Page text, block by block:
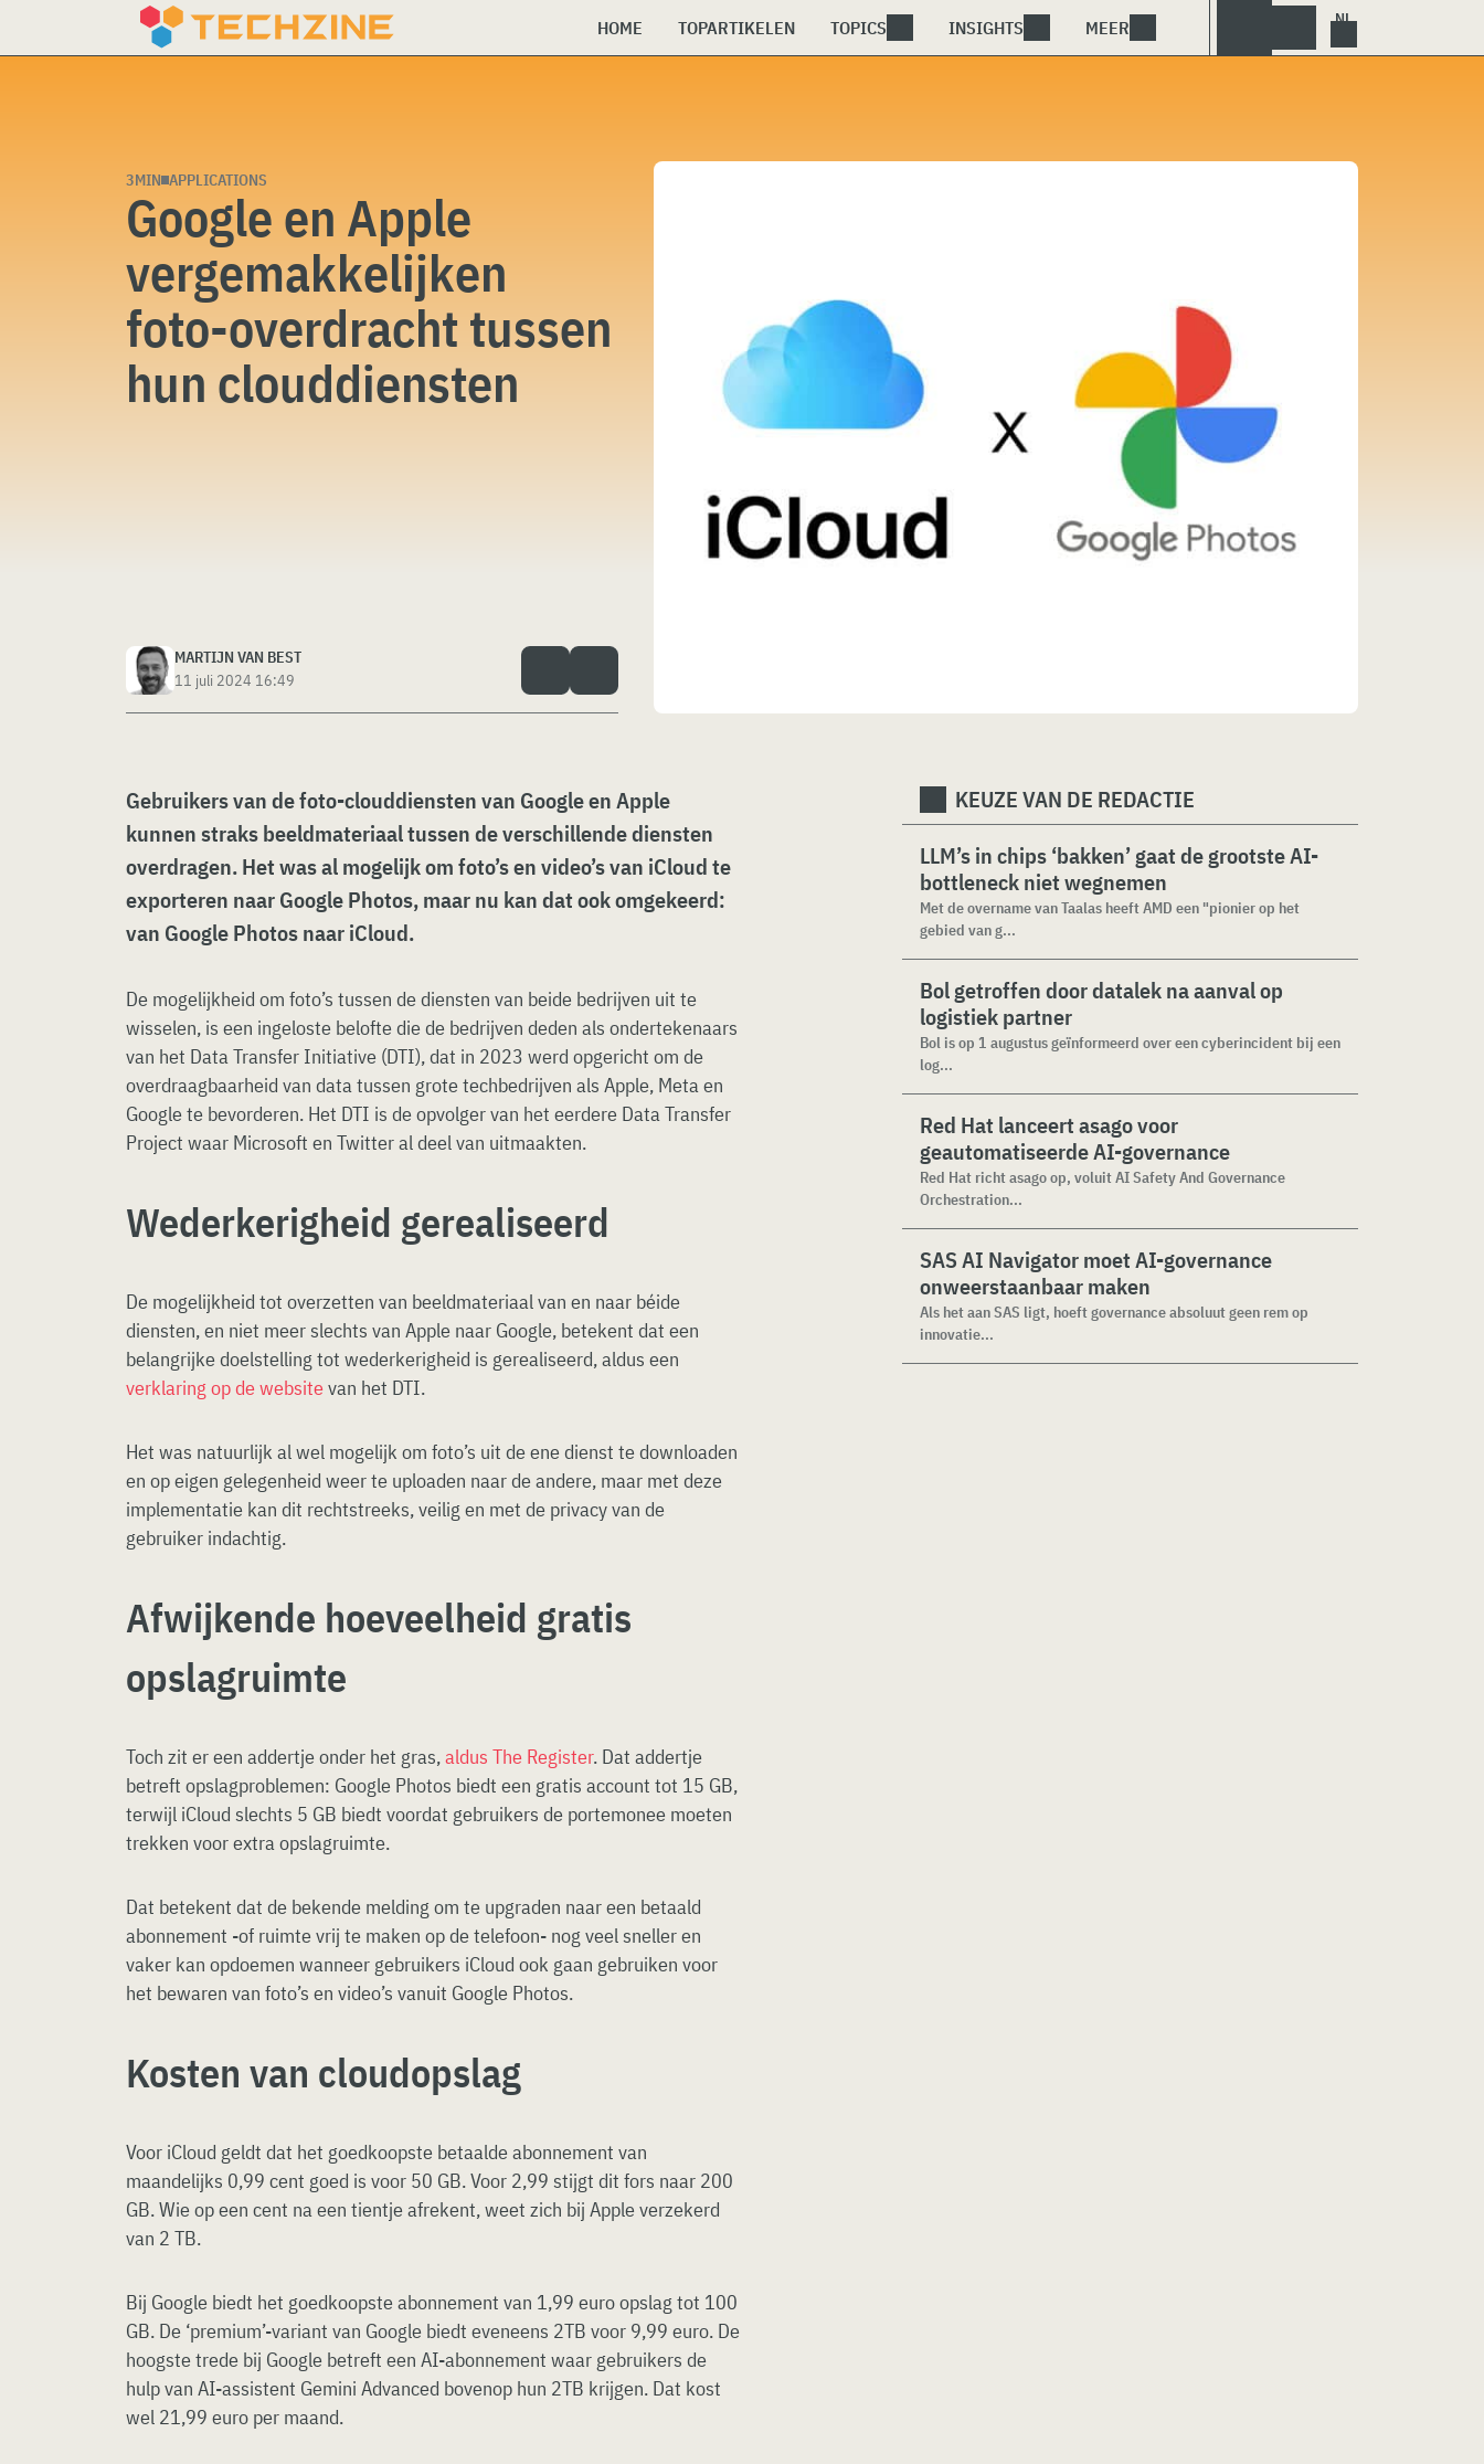
HOME TOPARTIKELEN TOPICS INSIGHTS MEER
3MIN APPLICATIONS
Google en Apple
vergemakkelijken
foto-overdracht tussen
hun clouddiensten
MARTIJN VAN BEST
11 juli 2024 16:49
Gebruikers van de foto-clouddiensten van Google en Apple
kunnen straks beeldmateriaal tussen de verschillende diensten
overdragen. Het was al mogelijk om foto’s en video’s van iCloud te
exporteren naar Google Photos, maar nu kan dat ook omgekeerd:
van Google Photos naar iCloud.
De mogelijkheid om foto’s tussen de diensten van beide bedrijven uit te
wisselen, is een ingeloste belofte die de bedrijven deden als ondertekenaars
van het Data Transfer Initiative (DTI), dat in 2023 werd opgericht om de
overdraagbaarheid van data tussen grote techbedrijven als Apple, Meta en
Google te bevorderen. Het DTI is de opvolger van het eerdere Data Transfer
Project waar Microsoft en Twitter al deel van uitmaakten.
Wederkerigheid gerealiseerd
De mogelijkheid tot overzetten van beeldmateriaal van en naar béide
diensten, en niet meer slechts van Apple naar Google, betekent dat een
belangrijke doelstelling tot wederkerigheid is gerealiseerd, aldus een
verklaring op de websitevan het DTI.
Het was natuurlijk al wel mogelijk om foto’s uit de ene dienst te downloaden
en op eigen gelegenheid weer te uploaden naar de andere, maar met deze
implementatie kan dit rechtstreeks, veilig en met de privacy van de
gebruiker indachtig.
Afwijkende hoeveelheid gratis
opslagruimte
Toch zit er een addertje onder het gras,aldus The Register. Dat addertje
betreft opslagproblemen: Google Photos biedt een gratis account tot 15 GB,
terwijl iCloud slechts 5 GB biedt voordat gebruikers de portemonee moeten
trekken voor extra opslagruimte.
Dat betekent dat de bekende melding om te upgraden naar een betaald
abonnement -of ruimte vrij te maken op de telefoon- nog veel sneller en
vaker kan opdoemen wanneer gebruikers iCloud ook gaan gebruiken voor
het bewaren van foto’s en video’s vanuit Google Photos.
Kosten van cloudopslag
Voor iCloud geldt dat het goedkoopste betaalde abonnement van
maandelijks 0,99 cent goed is voor 50 GB. Voor 2,99 stijgt dit fors naar 200
GB. Wie op een cent na een tientje afrekent, weet zich bij Apple verzekerd
van 2 TB.
Bij Google biedt het goedkoopste abonnement van 1,99 euro opslag tot 100
GB. De ‘premium’-variant van Google biedt eveneens 2TB voor 9,99 euro. De
hoogste trede bij Google betreft een AI-abonnement waar gebruikers de
hulp van AI-assistent Gemini Advanced bovenop hun 2TB krijgen. Dat kost
wel 21,99 euro per maand.
KEUZE VAN DE REDACTIE
LLM’s in chips ‘bakken’ gaat de grootste AI-
bottleneck niet wegnemen
Met de overname van Taalas heeft AMD een "pionier op het
gebied van g...
Bol getroffen door datalek na aanval op
logistiek partner
Bol is op 1 augustus geïnformeerd over een cyberincident bij een
log...
Red Hat lanceert asago voor
geautomatiseerde AI-governance
Red Hat richt asago op, voluit AI Safety And Governance
Orchestration...
SAS AI Navigator moet AI-governance
onweerstaanbaar maken
Als het aan SAS ligt, hoeft governance absoluut geen rem op
innovatie...